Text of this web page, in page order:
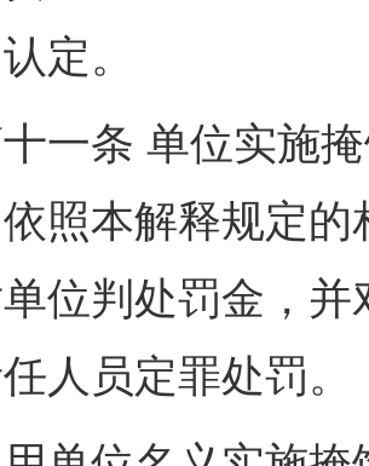
定。
条 单位实施掩
照本解释规定
位判处罚金，
人员定罪处罚。